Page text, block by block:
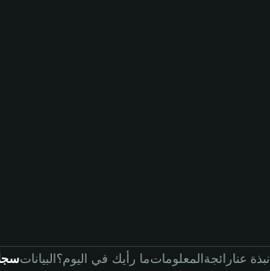
البياناتما رأيك في اليوم؟المعلوماترائجةنبذة عنا